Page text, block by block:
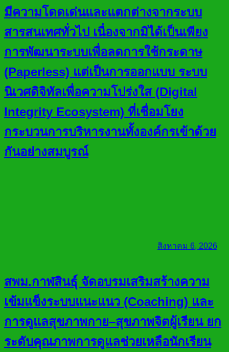
มีความโดดเด่นและแตกต่างจากระบบ
สารสนเทศทั่วไป เนื่องจากมิได้เป็นเพียง
การพัฒนาระบบเพื่อลดการใช้กระดาษ
(Paperless) แต่เป็นการออกแบบ ระบบ
นิเวศดิจิทัลเพื่อความโปร่งใส (Digital
Integrity Ecosystem) ที่เชื่อมโยง
กระบวนการบริหารงานทั้งองค์กรเข้าด้วย
กันอย่างสมบูรณ์
สิงหาคม 6, 2026
สพม.กาฬสินธุ์ จัดอบรมเสริมสร้างความ
เข้มแข็งระบบแนะแนว (Coaching) และ
การดูแลสุขภาพกาย–สุขภาพจิตผู้เรียน ยก
ระดับคุณภาพการดูแลช่วยเหลือนักเรียน